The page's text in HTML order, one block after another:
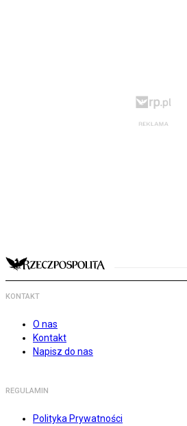
KONTAKT
O nas
Kontakt
Napisz do nas
REGULAMIN
Polityka Prywatności